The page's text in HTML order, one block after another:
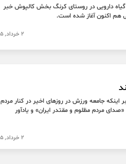
میامی از کشت 6 هکتار گیاه دارویی در روستای کرنگ بخش کالپوش خبر
2 خرداد, 1405
اینکه جامعه ورزش در روزهای اخیر در کنار مردم
مردم مظلوم و مقتدر ایران» و یادآور
2 خرداد, 1405